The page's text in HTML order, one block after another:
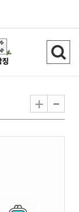
검
색
기
+ -